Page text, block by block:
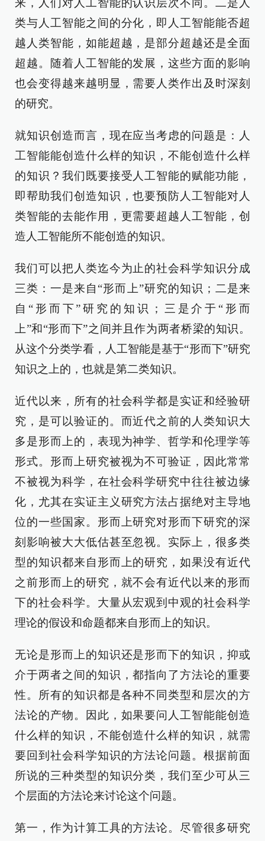
来，人们对人工智能的认识层次不同。二是人
类与人工智能之间的分化，即人工智能能否超
越人类智能，如能超越，是部分超越还是全面
超越。随着人工智能的发展，这些方面的影响
也会变得越来越明显，需要人类作出及时深刻
的研究。
就知识创造而言，现在应当考虑的问题是：人
工智能能创造什么样的知识，不能创造什么样
的知识？我们既要接受人工智能的赋能功能，
即帮助我们创造知识，也要预防人工智能对人
类智能的去能作用，更需要超越人工智能，创
造人工智能所不能创造的知识。
我们可以把人类迄今为止的社会科学知识分成
三类：一是来自“形而上”研究的知识；二是来
自“形而下”研究的知识；三是介于“形而
上”和“形而下”之间并且作为两者桥梁的知识。
从这个分类学看，人工智能是基于“形而下”研究
知识之上的，也就是第二类知识。
近代以来，所有的社会科学都是实证和经验研
究，是可以验证的。而近代之前的人类知识大
多是形而上的，表现为神学、哲学和伦理学等
形式。形而上研究被视为不可验证，因此常常
不被视为科学，在社会科学研究中往往被边缘
化，尤其在实证主义研究方法占据绝对主导地
位的一些国家。形而上研究对形而下研究的深
刻影响被大大低估甚至忽视。实际上，很多类
型的知识都来自形而上的研究，如果没有近代
之前形而上的研究，就不会有近代以来的形而
下的社会科学。大量从宏观到中观的社会科学
理论的假设和命题都来自形而上的知识。
无论是形而上的知识还是形而下的知识，抑或
介于两者之间的知识，都指向了方法论的重要
性。所有的知识都是各种不同类型和层次的方
法论的产物。因此，如果要问人工智能能创造
什么样的知识，不能创造什么样的知识，就需
要回到社会科学知识的方法论问题。根据前面
所说的三种类型的知识分类，我们至少可从三
个层面的方法论来讨论这个问题。
第一，作为计算工具的方法论。尽管很多研究